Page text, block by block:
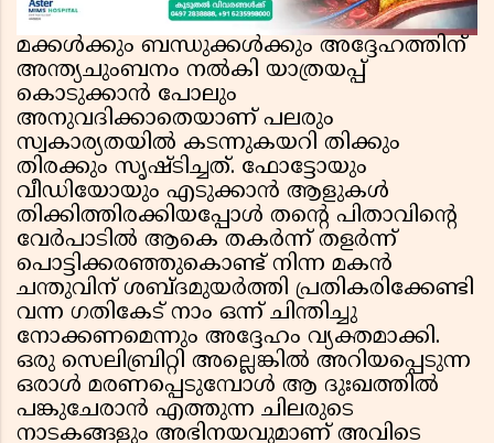
മക്കൾക്കും ബന്ധുക്കൾക്കും അദ്ദേഹത്തിന്
അന്ത്യചുംബനം നൽകി യാത്രയപ്പ്
കൊടുക്കാൻ പോലും
അനുവദിക്കാതെയാണ് പലരും
സ്വകാര്യതയിൽ കടന്നുകയറി തിക്കും
തിരക്കും സൃഷ്ടിച്ചത്. ഫോട്ടോയും
വീഡിയോയും എടുക്കാൻ ആളുകൾ
തിക്കിത്തിരക്കിയപ്പോൾ തന്റെ പിതാവിന്റെ
വേർപാടിൽ ആകെ തകർന്ന് തളർന്ന്
പൊട്ടിക്കരഞ്ഞുകൊണ്ട് നിന്ന മകൻ
ചന്തുവിന് ശബ്ദമുയർത്തി പ്രതികരിക്കേണ്ടി
വന്ന ഗതികേട് നാം ഒന്ന് ചിന്തിച്ചു
നോക്കണമെന്നും അദ്ദേഹം വ്യക്തമാക്കി.
ഒരു സെലിബ്രിറ്റി അല്ലെങ്കിൽ അറിയപ്പെടുന്ന
ഒരാൾ മരണപ്പെടുമ്പോൾ ആ ദുഃഖത്തിൽ
പങ്കുചേരാൻ എത്തുന്ന ചിലരുടെ
നാടകങ്ങളും അഭിനയവുമാണ് അവിടെ